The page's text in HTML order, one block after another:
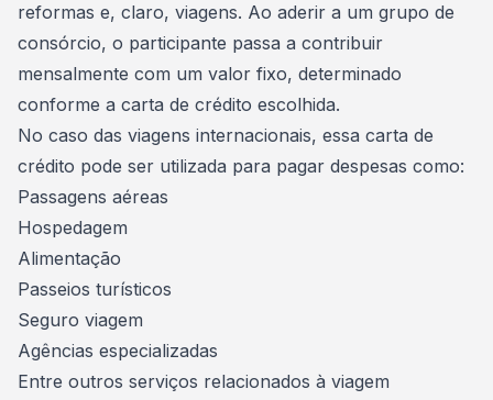
reformas e, claro, viagens. Ao aderir a um grupo de
consórcio, o participante passa a contribuir
mensalmente com um valor fixo, determinado
conforme a carta de crédito escolhida.
No caso das viagens internacionais, essa carta de
crédito pode ser utilizada para pagar despesas como:
Passagens aéreas
Hospedagem
Alimentação
Passeios turísticos
Seguro viagem
Agências especializadas
Entre outros serviços relacionados à viagem